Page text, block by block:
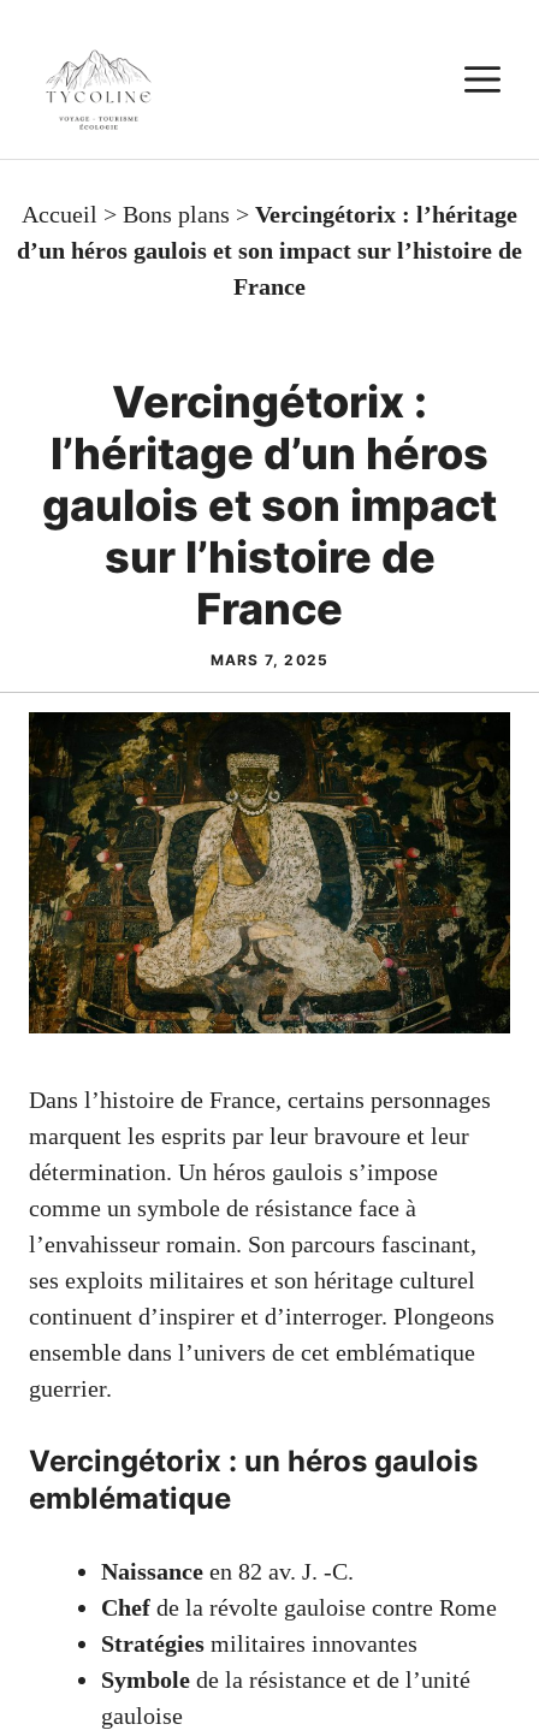
contenu
Accueil > Bons plans > Vercingétorix : l’héritage
d’un héros gaulois et son impact sur l’histoire de
France
Vercingétorix :
l’héritage d’un héros
gaulois et son impact
sur l’histoire de
France
MARS 7, 2025
Dans l’histoire de France, certains personnages
marquent les esprits par leur bravoure et leur
détermination. Un héros gaulois s’impose
comme un symbole de résistance face à
l’envahisseur romain. Son parcours fascinant,
ses exploits militaires et son héritage culturel
continuent d’inspirer et d’interroger. Plongeons
ensemble dans l’univers de cet emblématique
guerrier.
Vercingétorix : un héros gaulois
emblématique
Naissance en 82 av. J. -C.
Chef de la révolte gauloise contre Rome
Stratégies militaires innovantes
Symbole de la résistance et de l’unité
gauloise